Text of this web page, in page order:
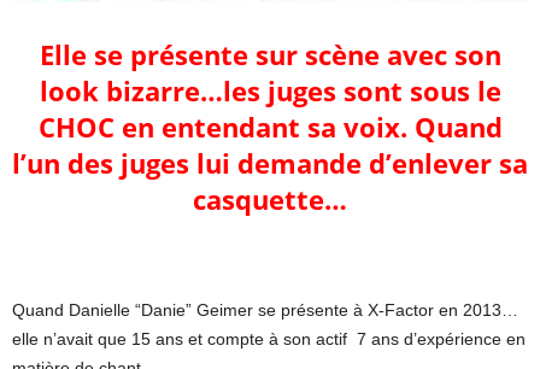
Elle se présente sur scène avec son
look bizarre…les juges sont sous le
CHOC en entendant sa voix. Quand
l’un des juges lui demande d’enlever sa
casquette…
Quand Danielle “Danie” Geimer se présente à X-Factor en 2013…
elle n’avait que 15 ans et compte à son actif 7 ans d’expérience en